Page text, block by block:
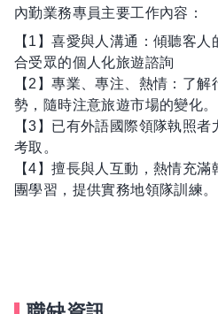
內勤業務專員主要工作內容：
【1】喜愛與人溝通：傾聽客
合受眾的個人化旅遊諮詢
【2】專業、專注、熱情：了
勢，隨時注意旅遊市場的變化。
【3】已有外語國際領隊執照
考取。
【4】擅長與人互動，熱情充
團學習，提供實務地領隊訓練。